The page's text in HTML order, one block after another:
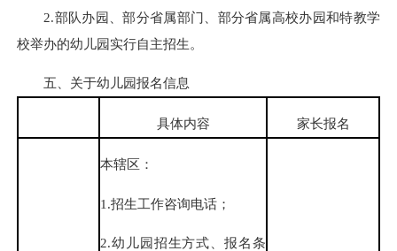
2.部队办园、部分省属部门、部分省属高校办园和特教学
校举办的幼儿园实行自主招生。
五、关于幼儿园报名信息
具体内容 家长报名
本辖区：
1.招生工作咨询电话；
2.幼儿园招生方式、报名条